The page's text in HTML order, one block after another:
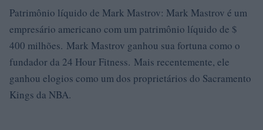
Patrimônio líquido de Mark Mastrov: Mark Mastrov é um
empresário americano com um patrimônio líquido de $
400 milhões. Mark Mastrov ganhou sua fortuna como o
fundador da 24 Hour Fitness. Mais recentemente, ele
ganhou elogios como um dos proprietários do Sacramento
Kings da NBA.